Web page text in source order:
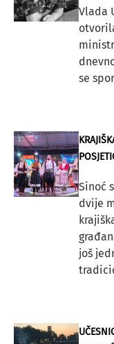
Vlada
se
Sinoć
dvije
još